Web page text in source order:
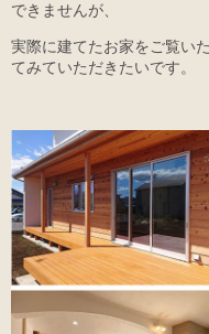
できませんが、
実際に建てたお家をご覧い
てみていただきたいです。